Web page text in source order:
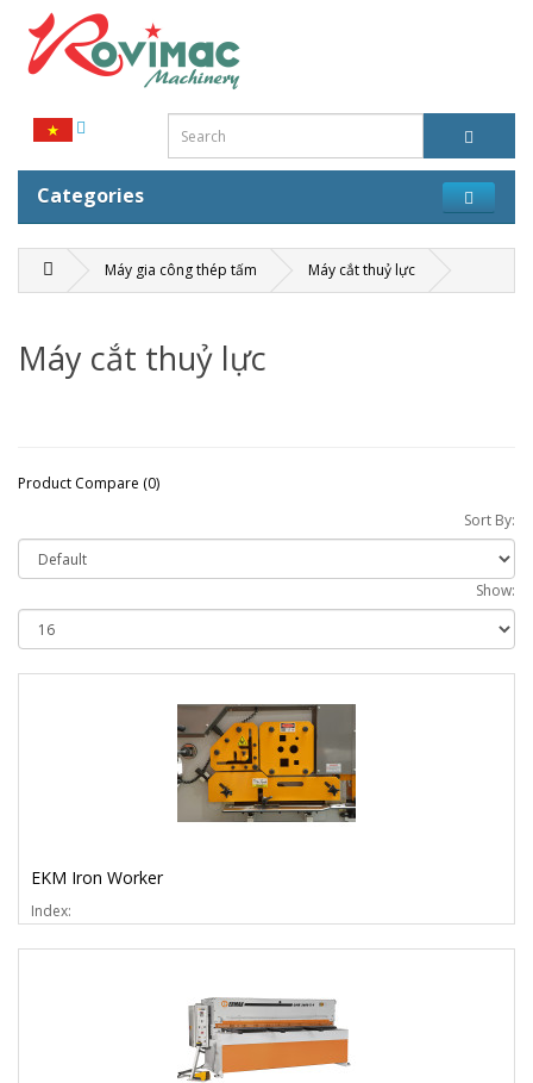
Categories
Máy gia công thép tấm Máy cắt thuỷ lực
Máy cắt thuỷ lực
Product Compare (0)
Sort By:
Show:
EKM Iron Worker
Index: